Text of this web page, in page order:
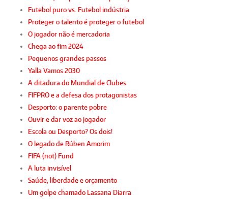
Futebol puro vs. Futebol indústria
Proteger o talento é proteger o futebol
O jogador não é mercadoria
Chega ao fim 2024
Pequenos grandes passos
Yalla Vamos 2030
A ditadura do Mundial de Clubes
FIFPRO e a defesa dos protagonistas
Desporto: o parente pobre
Ouvir e dar voz ao jogador
Escola ou Desporto? Os dois!
O legado de Rúben Amorim
FIFA (not) Fund
A luta invisível
Saúde, liberdade e orçamento
Um golpe chamado Lassana Diarra